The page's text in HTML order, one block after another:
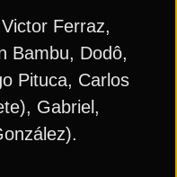
Ferraz,
Bambu, Dodô,
Pituca, Carlos
Gabriel,